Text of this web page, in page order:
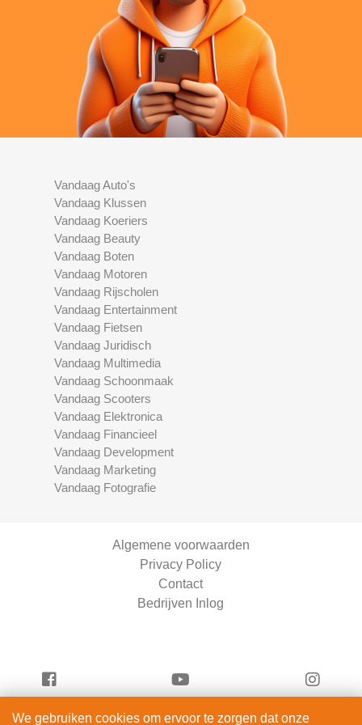
Vandaag Auto's
Vandaag Klussen
Vandaag Koeriers
Vandaag Beauty
Vandaag Boten
Vandaag Motoren
Vandaag Rijscholen
Vandaag Entertainment
Vandaag Fietsen
Vandaag Juridisch
Vandaag Multimedia
Vandaag Schoonmaak
Vandaag Scooters
Vandaag Elektronica
Vandaag Financieel
Vandaag Development
Vandaag Marketing
Vandaag Fotografie
Algemene voorwaarden
Privacy Policy
Contact
Bedrijven Inlog
We gebruiken cookies om ervoor te zorgen dat onze